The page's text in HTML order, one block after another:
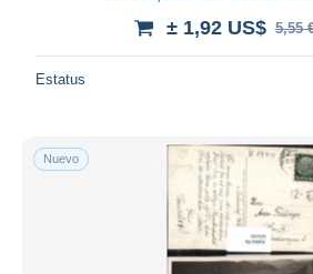
± 1,92 US$ 5,55
Estatus
Nuevo